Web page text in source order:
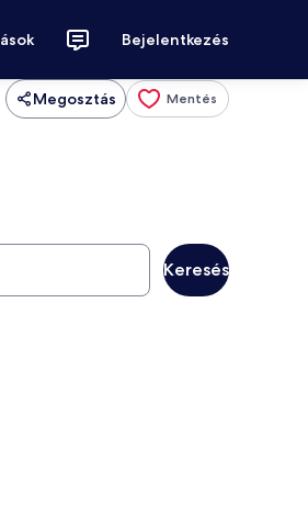
Bejelentkezés
Megosztás Mentés
Keresés